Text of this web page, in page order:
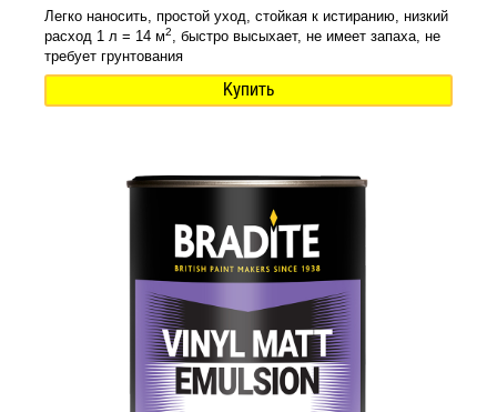
Легко наносить, простой уход, стойкая к истиранию, низкий
расход 1 л = 14 м2
, быстро высыхает, не имеет запаха, не
требует грунтования
Купить